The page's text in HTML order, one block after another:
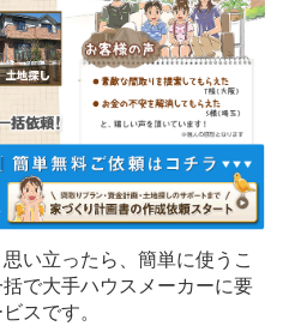
い立ったら、簡単に使うこ
で大手ハウスメーカーに要
スです。